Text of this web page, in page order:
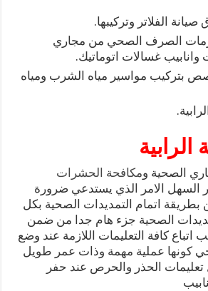
الفلاتر وتركيبها.
الصرف الصحي من مجاري
غسالات اتوماتيك.
بتركيب مواسير مياه الشرب ومياه
الصحية ومكافحة الحشرات
السهل الامر الذي يستدعي ضرورة
بطريقة اتمام التمديدات الصحية بكل
الصحية جزء هام جدا من ضمن
كافة التعليمات اللازمة عند وضع
كونها عملية مهمة وذات عمر طويل
تعليمات الحذر والحرص عند حفر